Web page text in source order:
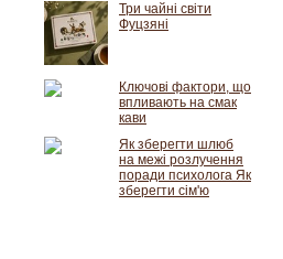
Три чайні світи
Фуцзяні
Ключові фактори, що
впливають на смак
кави
Як зберегти шлюб
на межі розлучення
поради психолога Як
зберегти сім'ю